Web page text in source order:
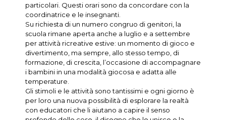
particolari. Questi orari sono da concordare con la
coordinatrice e le insegnanti.
Su richiesta di un numero congruo di genitori, la
scuola rimane aperta anche a luglio e a settembre
per attività ricreative estive: un momento di gioco e
divertimento, ma sempre, allo stesso tempo, di
formazione, di crescita, l’occasione di accompagnare
i bambini in una modalità giocosa e adatta alle
temperature.
Gli stimoli e le attività sono tantissimi e ogni giorno è
per loro una nuova possibilità di esplorare la realtà
con educatori che li aiutano a capire il senso